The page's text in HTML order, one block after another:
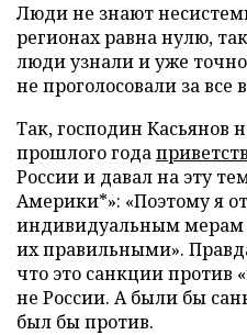
Люди не знают
регионах равна нулю,
люди узнали и уже
не проголосовали за все
Так, господин Касьянов
прошлого года
России и давал на эту
Америки*»: «Поэтому я
индивидуальным мерам
их правильными».
что это санкции против
не России. А были бы
был бы против.